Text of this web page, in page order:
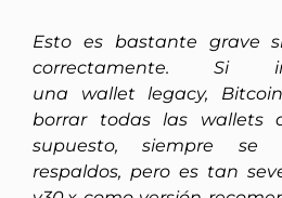
Esto es bastante grave
correctamente. Si
una wallet legacy,
borrar todas las wallets
supuesto, siempre se
respaldos, pero es tan